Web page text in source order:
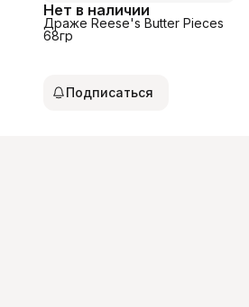
Нет в наличии
Драже Reese's Butter Pieces
68гр
Подписаться